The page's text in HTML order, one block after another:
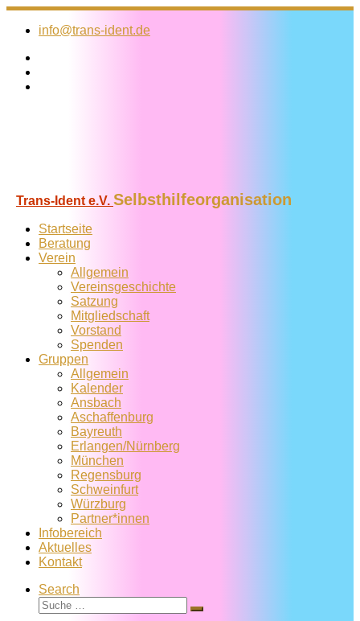
Zum
Inhalt
info@trans-ident.de
Trans-Ident e.V. Selbsthilfeorganisation
Startseite
Beratung
Verein
Allgemein
Vereins­geschichte
Satzung
Mitglied­schaft
Vorstand
Spenden
Gruppen
Allgemein
Kalender
Ansbach
Aschaffenburg
Bayreuth
Erlangen/Nürnberg
München
Regensburg
Schweinfurt
Würzburg
Partner*innen
Infobereich
Aktuelles
Kontakt
Search
Suche
Suche